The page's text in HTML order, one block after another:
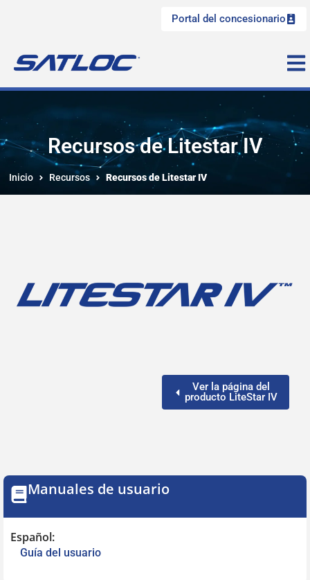
Portal del concesionario
Recursos de Litestar IV
Inicio Recursos Recursos de Litestar IV
Ver la página del
producto LiteStar IV
Manuales de usuario
Español:
Guía del usuario